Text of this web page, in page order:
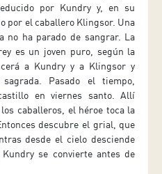
por Kundry y, en su
por el caballero Klingsor. Una
no ha parado de sangrar. La
es un joven puro, según la
a Kundry y a Klingsor y
Pasado el tiempo,
en viernes santo. Allí
caballeros, el héroe toca la
descubre el grial, que
desde el cielo desciende
se convierte antes de